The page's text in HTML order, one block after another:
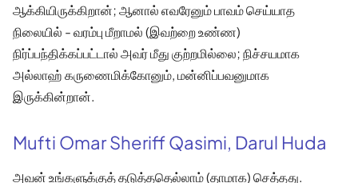
ஆக்கியிருக்கிறான்; ஆனால் எவரேனும் பாவம் செய்யாத
நிலையில் - வரம்பு மீறாமல் (இவற்றை உண்ண)
நிர்ப்பந்திக்கப்பட்டால் அவர் மீது குற்றமில்லை; நிச்சயமாக
அல்லாஹ் கருணைமிக்கோனும், மன்னிப்பவனுமாக
இருக்கின்றான்.
Mufti Omar Sheriff Qasimi, Darul Huda
அவன் உங்களுக்குத் தடுத்ததெல்லாம் (தாமாக) செத்தது.